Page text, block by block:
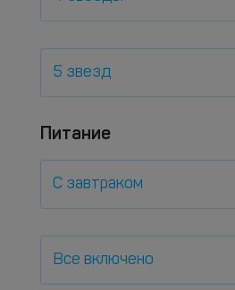
5 звезд
Питание
С завтраком
Все включено